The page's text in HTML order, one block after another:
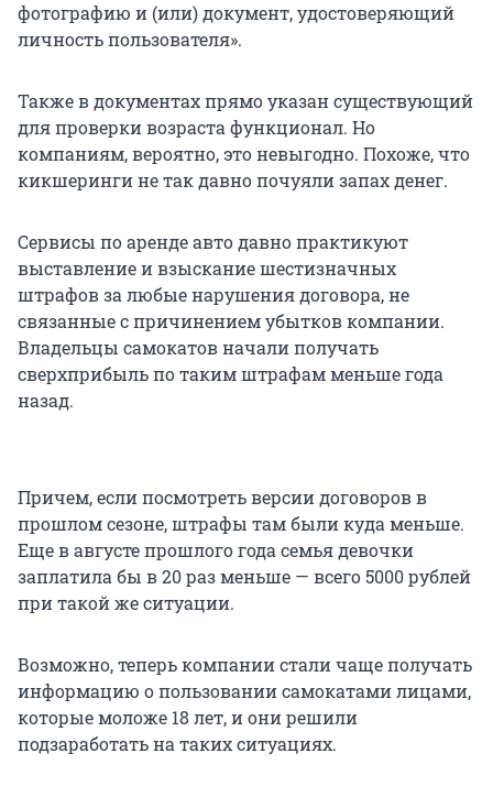
фотографию и (или) документ, удостоверяющий
личность пользователя».
Также в документах прямо указан существующий
для проверки возраста функционал. Но
компаниям, вероятно, это невыгодно. Похоже, что
кикшеринги не так давно почуяли запах денег.
Сервисы по аренде авто давно практикуют
выставление и взыскание шестизначных
штрафов за любые нарушения договора, не
связанные с причинением убытков компании.
Владельцы самокатов начали получать
сверхприбыль по таким штрафам меньше года
назад.
Причем, если посмотреть версии договоров в
прошлом сезоне, штрафы там были куда меньше.
Еще в августе прошлого года семья девочки
заплатила бы в20 разменьше — всего5000 рублей
при такой же ситуации.
Возможно, теперь компании стали чаще получать
информацию о пользовании самокатами лицами,
которые моложе 18 лет, и они решили
подзаработать на таких ситуациях.